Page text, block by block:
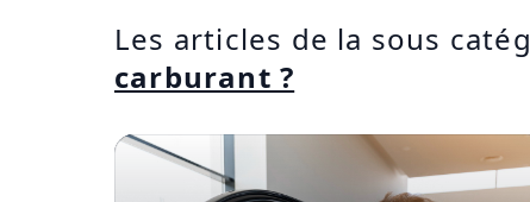
Les articles de la sous
carburant ?